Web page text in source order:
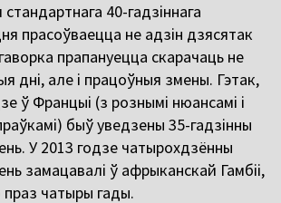
стандартнага 40-гадзіннага
прасоўваецца не адзін дзясятак
прапануецца скарачаць не
дні, але і працоўныя змены. Гэтак,
ў Францыі (з рознымі нюансамі і
быў уведзены 35-гадзінны
У 2013 годзе чатырохдзённы
замацавалі ў афрыканскай Гамбіі,
чатыры гады.